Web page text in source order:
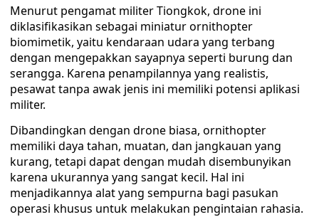
Menurut pengamat militer Tiongkok, drone ini
diklasifikasikan sebagai miniatur ornithopter
biomimetik, yaitu kendaraan udara yang terbang
dengan mengepakkan sayapnya seperti burung dan
serangga. Karena penampilannya yang realistis,
pesawat tanpa awak jenis ini memiliki potensi aplikasi
militer.
Dibandingkan dengan drone biasa, ornithopter
memiliki daya tahan, muatan, dan jangkauan yang
kurang, tetapi dapat dengan mudah disembunyikan
karena ukurannya yang sangat kecil. Hal ini
menjadikannya alat yang sempurna bagi pasukan
operasi khusus untuk melakukan pengintaian rahasia.